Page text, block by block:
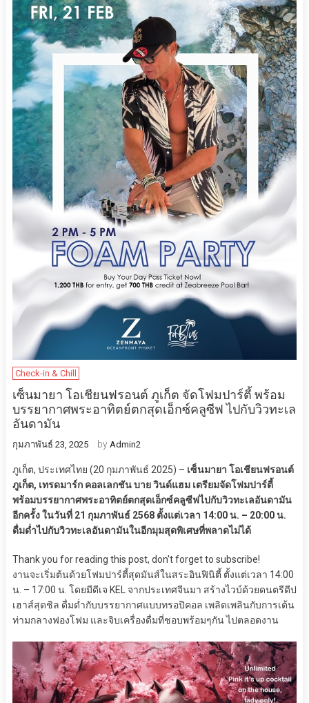
Check-in & Chill
เซ็นมายา โอเชียนฟรอนต์ ภูเก็ต จัดโฟมปาร์ตี้ พร้อม
บรรยากาศพระอาทิตย์ตกสุดเอ็กซ์คลูซีฟ ไปกับวิวทะเล
อันดามัน
กุมภาพันธ์ 23, 2025 by Admin2
ภูเก็ต, ประเทศไทย (20 กุมภาพันธ์ 2025) – เซ็นมายา โอเชียนฟรอนต์
ภูเก็ต, เทรดมาร์ก คอลเลกชัน บาย วินด์แฮม เตรียมจัดโฟมปาร์ตี้
พร้อมบรรยากาศพระอาทิตย์ตกสุดเอ็กซ์คลูซีฟไปกับวิวทะเลอันดามัน
อีกครั้ง ในวันที่ 21 กุมภาพันธ์ 2568 ตั้งแต่เวลา 14:00 น. – 20:00 น.
ดื่มด่ำไปกับวิวทะเลอันดามันในอีกมุมสุดพิเศษที่พลาดไม่ได้
Thank you for reading this post, don't forget to subscribe!
งานจะเริ่มต้นด้วยโฟมปาร์ตี้สุดมันส์ในสระอินฟินิตี้ ตั้งแต่เวลา 14:00
น. – 17:00 น. โดยมีดีเจ KEL จากประเทศจีนมา สร้างไวบ์ด้วยดนตรีดีป
เฮาส์สุดชิล ดื่มด่ำกับบรรยากาศแบบทรอปิคอล เพลิดเพลินกับการเต้น
ท่ามกลางฟองโฟม และจิบเครื่องดื่มที่ชอบพร้อมๆกัน ไปตลอดงาน